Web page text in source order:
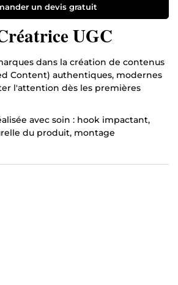
un devis gratuit
UGC
dans la création de contenus
Content) authentiques, modernes
l'attention dès les premières
avec soin : hook impactant,
du produit, montage
Je m'adapte à chaque brief afin